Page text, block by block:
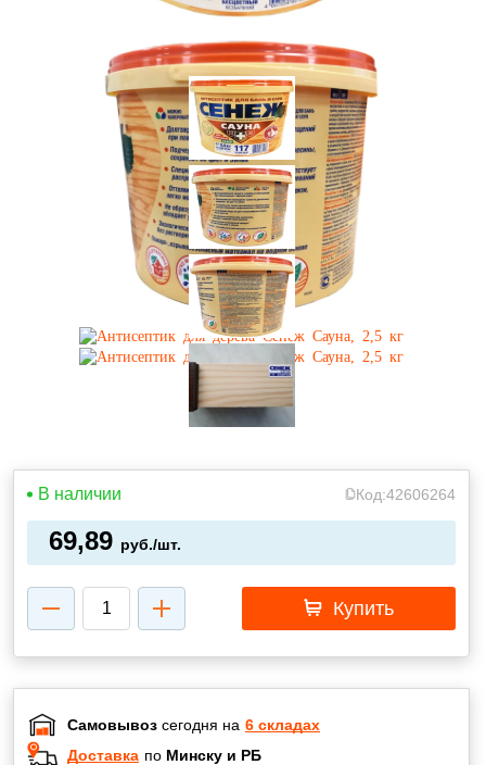
В наличии Код:42606264
69,89 руб./шт.
Купить
Самовывоз сегодня на 6 складах
Доставка по Минску и РБ